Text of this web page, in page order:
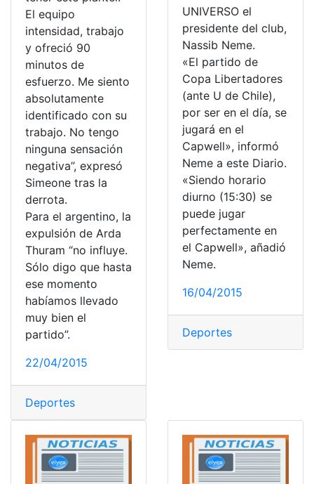
El equipo
intensidad, trabajo
y ofreció 90
minutos de
esfuerzo. Me siento
absolutamente
identificado con su
trabajo. No tengo
ninguna sensación
negativa”, expresó
Simeone tras la
derrota.
Para el argentino, la
expulsión de Arda
Thuram “no influye.
Sólo digo que hasta
ese momento
habíamos llevado
muy bien el
partido”.
22/04/2015
Deportes
UNIVERSO el
presidente del club,
Nassib Neme.
«El partido de
Copa Libertadores
(ante U de Chile),
por ser en el día, se
jugará en el
Capwell», informó
Neme a este Diario.
«Siendo horario
diurno (15:30) se
puede jugar
perfectamente en
el Capwell», añadió
Neme.
16/04/2015
Deportes